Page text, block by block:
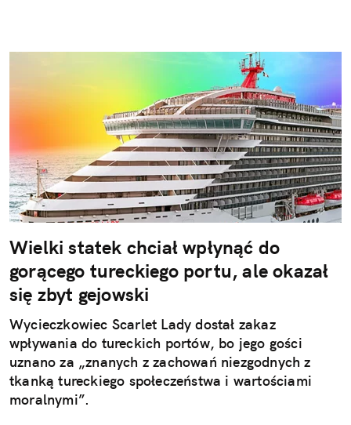
Wielki statek chciał wpłynąć do
gorącego tureckiego portu, ale okazał
się zbyt gejowski
Wycieczkowiec Scarlet Lady dostał zakaz
wpływania do tureckich portów, bo jego gości
uznano za „znanych z zachowań niezgodnych z
tkanką tureckiego społeczeństwa i wartościami
moralnymi”.